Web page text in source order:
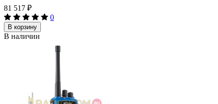
81 517 ₽
0
В корзину
В наличии